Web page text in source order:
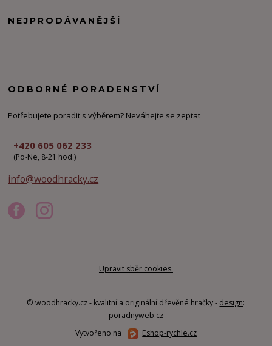
NEJPRODÁVANĚJŠÍ
ODBORNÉ PORADENSTVÍ
Potřebujete poradit s výběrem? Neváhejte se zeptat
+420 605 062 233
(Po-Ne, 8-21 hod.)
info@woodhracky.cz
Upravit sběr cookies.
© woodhracky.cz - kvalitní a originální dřevěné hračky - design:
poradnyweb.cz
Vytvořeno na
Eshop-rychle.cz